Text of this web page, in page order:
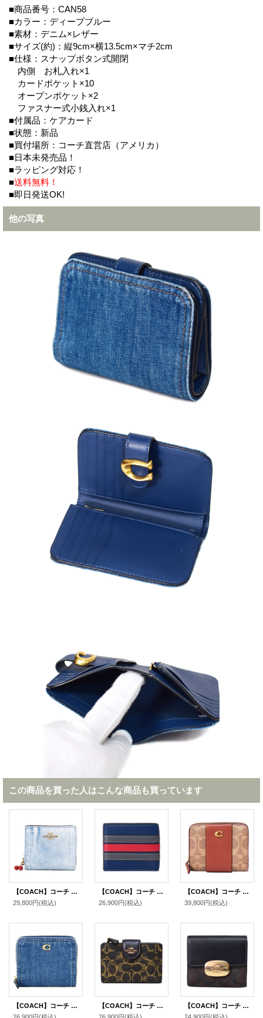
■商品番号：CAN58
■カラー：ディープブルー
■素材：デニム×レザー
■サイズ(約)：縦9cm×横13.5cm×マチ2cm
■仕様：スナップボタン式開閉
内側 お札入れ×1
カードポケット×10
オープンポケット×2
ファスナー式小銭入れ×1
■付属品：ケアカード
■状態：新品
■買付場所：コーチ直営店（アメリカ）
■日本未発売品！
■ラッピング対応！
■送料無料！
■即日発送OK!
他の写真
この商品を買った人はこんな商品も買っています
【COACH】コーチ 財布 デニム さくらんぼ レザー ロゴ チャーム コンパクト スナップ ウォレット 二つ折り 財布 ライトインディゴ（日本未発売）
29,800円(税込)
【COACH】コーチ 財布 メンズ レザー ストライプ バーシティ ID ビル コンパクト ウォレット 二つ折り財布 ディープブルーマルチ（日本未発売）
26,900円(税込)
【COACH】コーチ 財布 コーティングキャンバス レザー シグネチャー カラーブラック ビルフォールド ロゴ スナップ ウォレット 二つ折り 財布 タンキャラメル（日本未発売）
39,800円(税込)
【COACH】コーチ 財布 デニム レザー エッセンシャル ビルフォールド ロゴ スナップ ウォレット 二つ折り 財布 ディープブルー（日本未発売）
【COACH】コーチ 財布 コーティングキャンバス レザー シグネチャー ラブド ミディアム コーナー ジップ ウォレット 二つ折り財布 ブラウン（日本未発売）
【COACH】コーチ コーティングキャンバス レザー シグネチャー スモール エライザ ロゴ ウォレット 二つ折り財布 ブラウン×ブラック〔日本未発売〕